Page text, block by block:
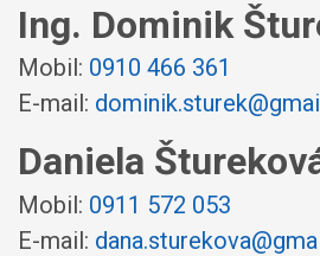
Ing. Dominik
Mobil: 0910 466 361
E-mail:
Daniela
Mobil: 0911 572 053
E-mail: